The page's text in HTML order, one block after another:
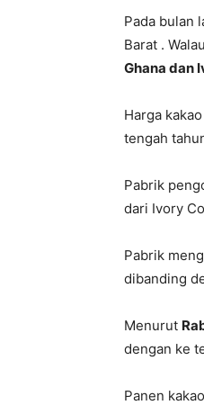
Pada bulan
Barat .
Ghana dan
Harga
tengah
Pabrik
dari Ivory
Pabrik
dibanding
Menurut
dengan ke
Panen